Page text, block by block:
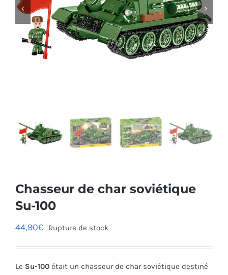
 
Chasseur de char soviétique
Su-100
44,90€ Rupture de stock
Le Su-100 était un chasseur de char soviétique destiné